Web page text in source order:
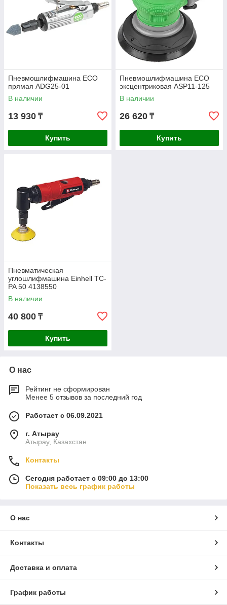
Пневмошлифмашина ECO
прямая ADG25-01
В наличии
13 930 ₸
Купить
Пневмошлифмашина ECO
эксцентриковая ASP11-125
В наличии
26 620 ₸
Купить
Пневматическая
углошлифмашина Einhell TC-
PA 50 4138550
В наличии
40 800 ₸
Купить
О нас
Рейтинг не сформирован
Менее 5 отзывов за последний год
Работает с 06.09.2021
г. Атырау
Атырау, Казахстан
Контакты
Сегодня работает с 09:00 до 13:00
Показать весь график работы
О нас
Контакты
Доставка и оплата
График работы